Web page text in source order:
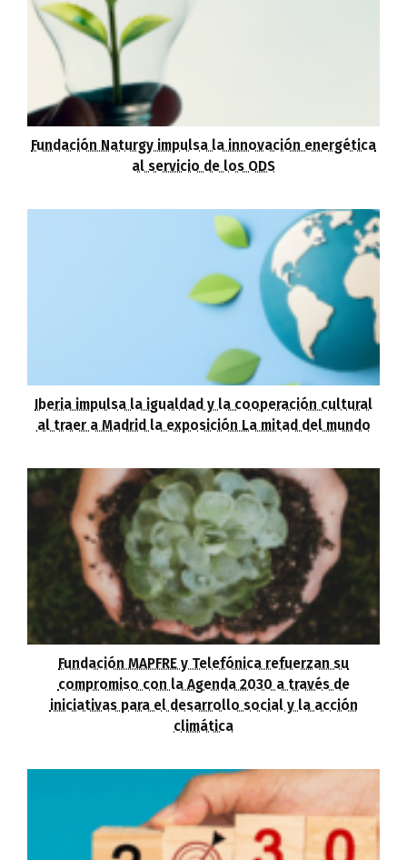
Fundación Naturgy impulsa la innovación energética
al servicio de los ODS
Iberia impulsa la igualdad y la cooperación cultural
al traer a Madrid la exposición La mitad del mundo
Fundación MAPFRE y Telefónica refuerzan su
compromiso con la Agenda 2030 a través de
iniciativas para el desarrollo social y la acción
climática